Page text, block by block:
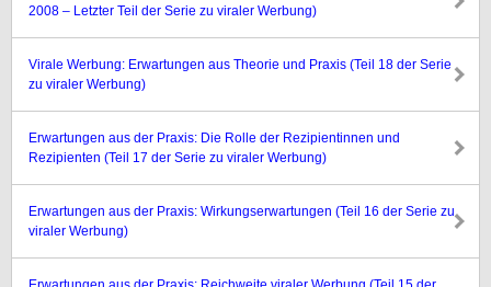
2008 – Letzter Teil der Serie zu viraler Werbung)
Virale Werbung: Erwartungen aus Theorie und Praxis (Teil 18 der Serie
zu viraler Werbung)
Erwartungen aus der Praxis: Die Rolle der Rezipientinnen und
Rezipienten (Teil 17 der Serie zu viraler Werbung)
Erwartungen aus der Praxis: Wirkungserwartungen (Teil 16 der Serie zu
viraler Werbung)